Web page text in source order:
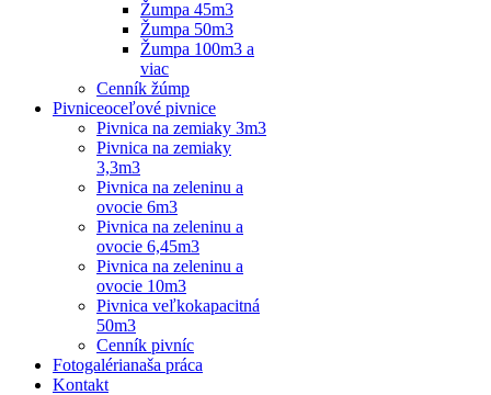
Žumpa 45m3
Žumpa 50m3
Žumpa 100m3 a
viac
Cenník žúmp
Pivniceoceľové pivnice
Pivnica na zemiaky 3m3
Pivnica na zemiaky
3,3m3
Pivnica na zeleninu a
ovocie 6m3
Pivnica na zeleninu a
ovocie 6,45m3
Pivnica na zeleninu a
ovocie 10m3
Pivnica veľkokapacitná
50m3
Cenník pivníc
Fotogalérianaša práca
Kontakt